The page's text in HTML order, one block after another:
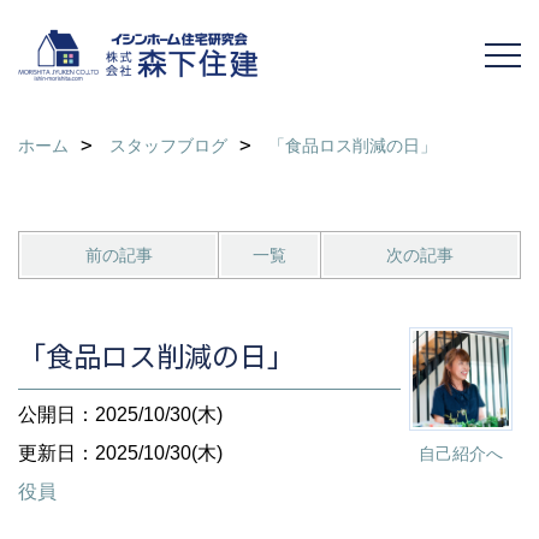
ホーム スタッフブログ 「食品ロス削減の日」
前の記事 一覧 次の記事
自己紹介へ
「食品ロス削減の日」
公開日：2025/10/30(木)
更新日：2025/10/30(木)
役員